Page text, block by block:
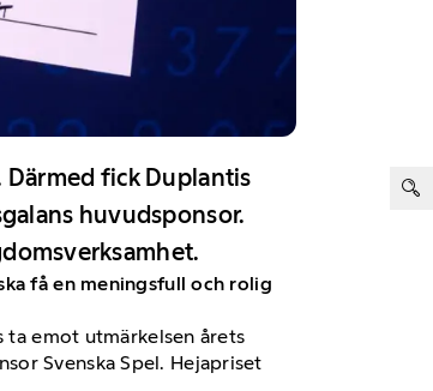
fick Duplantis
huvudsponsor.
få en meningsfull och rolig
ta emot utmärkelsen årets
Svenska Spel. Hejapriset